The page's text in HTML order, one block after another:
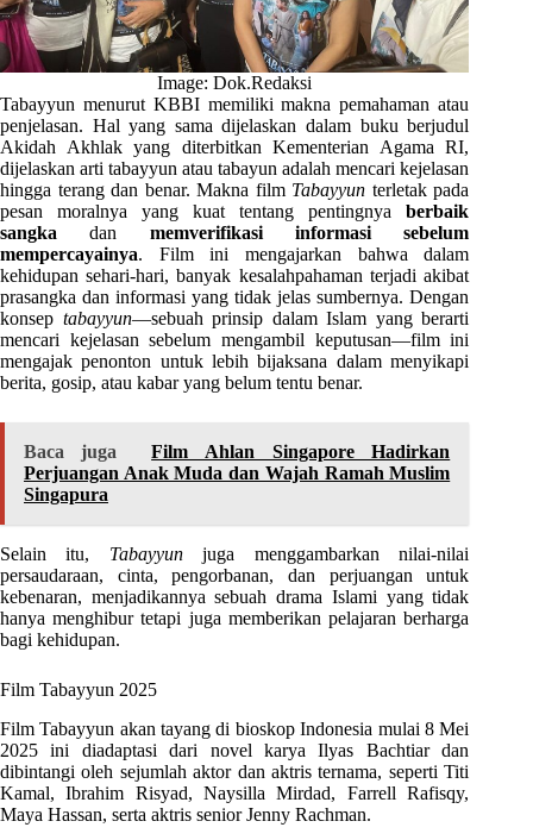
Image: Dok.Redaksi
Tabayyun menurut KBBI memiliki makna pemahaman atau
penjelasan. Hal yang sama dijelaskan dalam buku berjudul
Akidah Akhlak yang diterbitkan Kementerian Agama RI,
dijelaskan arti tabayyun atau tabayun adalah mencari kejelasan
hingga terang dan benar. Makna film Tabayyun terletak pada
pesan moralnya yang kuat tentang pentingnyaberbaik
sangka dan memverifikasi informasi sebelum
mempercayainya. Film ini mengajarkan bahwa dalam
kehidupan sehari-hari, banyak kesalahpahaman terjadi akibat
prasangka dan informasi yang tidak jelas sumbernya. Dengan
konsep tabayyun—sebuah prinsip dalam Islam yang berarti
mencari kejelasan sebelum mengambil keputusan—film ini
mengajak penonton untuk lebih bijaksana dalam menyikapi
berita, gosip, atau kabar yang belum tentu benar.
Baca juga
Film Ahlan Singapore Hadirkan
Perjuangan Anak Muda dan Wajah Ramah Muslim
Singapura
Selain itu, Tabayyunjuga menggambarkan nilai-nilai
persaudaraan, cinta, pengorbanan, dan perjuangan untuk
kebenaran, menjadikannya sebuah drama Islami yang tidak
hanya menghibur tetapi juga memberikan pelajaran berharga
bagi kehidupan.
Film Tabayyun 2025
Film Tabayyun akan tayang di bioskop Indonesia mulai 8 Mei
2025 ini diadaptasi dari novel karya Ilyas Bachtiar dan
dibintangi oleh sejumlah aktor dan aktris ternama, seperti Titi
Kamal, Ibrahim Risyad, Naysilla Mirdad, Farrell Rafisqy,
Maya Hassan, serta aktris senior Jenny Rachman.